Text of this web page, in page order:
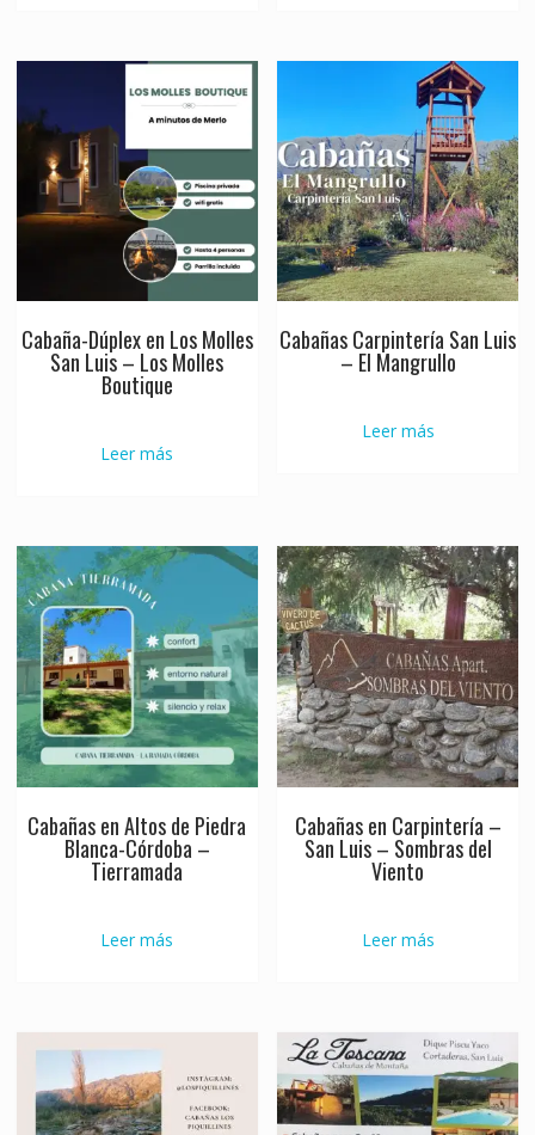
Cabaña-Dúplex en Los Molles
San Luis – Los Molles
Boutique
Leer más
Cabañas Carpintería San Luis
– El Mangrullo
Leer más
Cabañas en Altos de Piedra
Blanca-Córdoba –
Tierramada
Leer más
Cabañas en Carpintería –
San Luis – Sombras del
Viento
Leer más